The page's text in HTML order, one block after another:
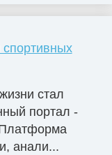
стал
портал -
анали...